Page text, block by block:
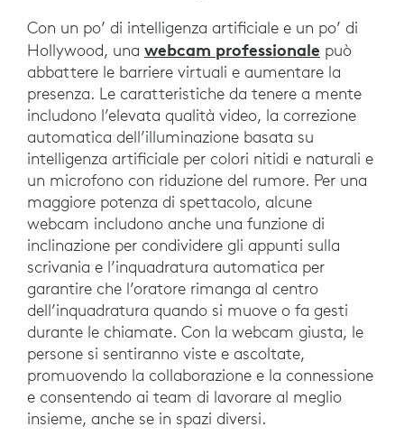
Con un po’ di intelligenza artificiale e un po’ di
Hollywood, una webcam professionale può
abbattere le barriere virtuali e aumentare la
presenza. Le caratteristiche da tenere a mente
includono l’elevata qualità video, la correzione
automatica dell’illuminazione basata su
intelligenza artificiale per colori nitidi e naturali e
un microfono con riduzione del rumore. Per una
maggiore potenza di spettacolo, alcune
webcam includono anche una funzione di
inclinazione per condividere gli appunti sulla
scrivania e l’inquadratura automatica per
garantire che l’oratore rimanga al centro
dell’inquadratura quando si muove o fa gesti
durante le chiamate. Con la webcam giusta, le
persone si sentiranno viste e ascoltate,
promuovendo la collaborazione e la connessione
e consentendo ai team di lavorare al meglio
insieme, anche se in spazi diversi.